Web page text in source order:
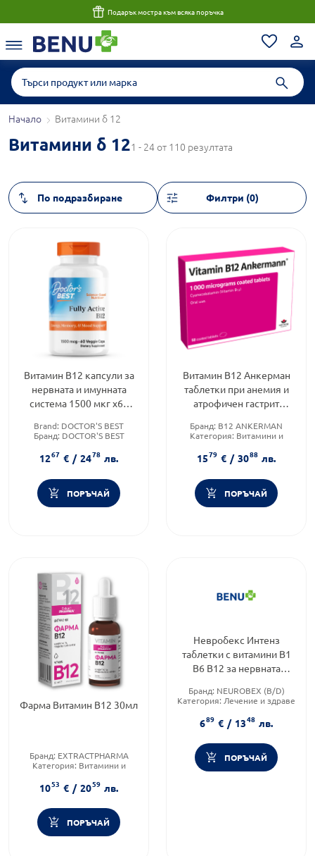
Подарък мостра към всяка поръчка
Начало Витамини б 12
Витамини б 121 - 24 от 110 резултата
Филтри (0)
Витамин B12 капсули за
нервната и имунната
система 1500 мкг х60
31.12.2026 г.
Brand: DOCTOR'S BEST
Бранд: DOCTOR'S BEST
минерали
1267 € / 2478 лв.
ПОРЪЧАЙ
Витамин B12 Анкерман
таблетки при анемия и
атрофичен гастрит
Бранд: B12 ANKERMAN
Категория: Витамини и
Форма на продукта: таблетки
1579 € / 3088 лв.
ПОРЪЧАЙ
Фарма Витамин B12 30мл
Бранд: EXTRACTPHARMA
Категория: Витамини и
Форма на продукта:капки
1053 € / 2059 лв.
ПОРЪЧАЙ
Невробекс Интенз
таблетки с витамини B1
B6 B12 за нервната
Бранд: NEUROBEX (B/D)
Категория: Лечение и здраве
689 € / 1348 лв.
ПОРЪЧАЙ